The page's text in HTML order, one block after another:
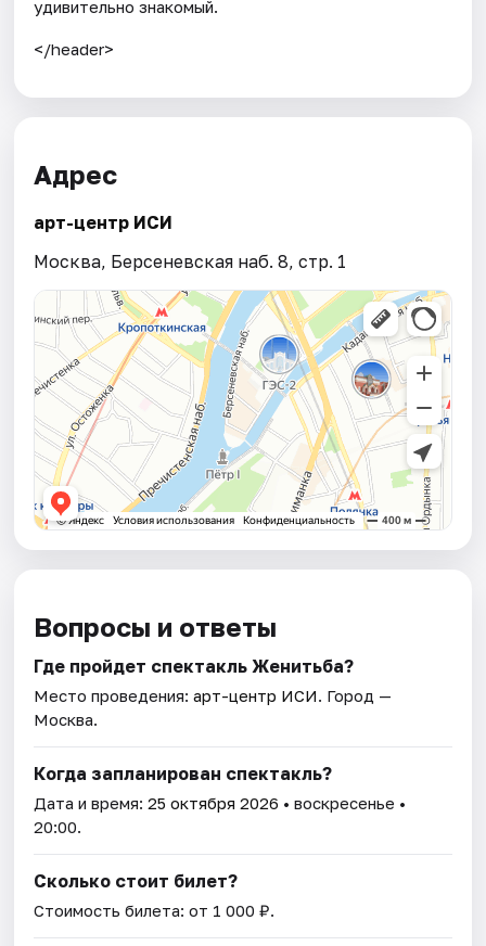
удивительно знакомый.
</header>
Адрес
арт-центр ИСИ
Москва, Берсеневская наб. 8, стр. 1
Вопросы и ответы
Где пройдет спектакль Женитьба?
Место проведения:арт-центр ИСИ. Город —
Москва.
Когда запланирован спектакль?
Дата и время:25 октября 2026 • воскресенье •
20:00.
Сколько стоит билет?
Стоимость билета: от 1 000 ₽.